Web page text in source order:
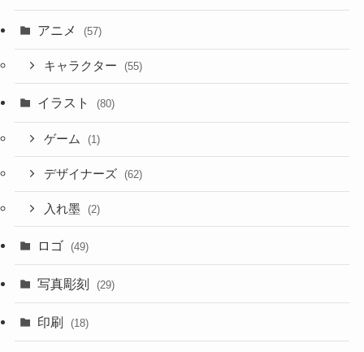
アニメ (57)
キャラクター (55)
イラスト (80)
ゲーム (1)
デザイナーズ (62)
入れ墨 (2)
ロゴ (49)
写真彫刻 (29)
印刷 (18)